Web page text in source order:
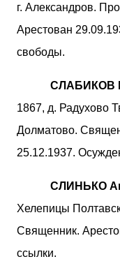
г. Александров.
Арестован
свободы.
СЛАБИКОВ
1867, д. Радухово
Долматово.
25.12.1937.
СЛИНЬКО
Хелепицы
Священник.
ссылки.